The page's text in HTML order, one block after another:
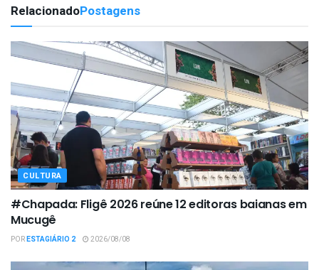
RelacionadoPostagens
CULTURA
#Chapada: Fligê 2026 reúne 12 editoras baianas em
Mucugê
PORESTAGIÁRIO 2 2026/08/08